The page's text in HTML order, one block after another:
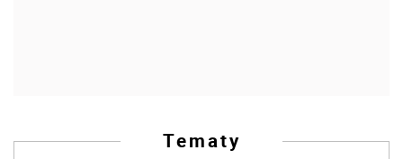
Tematy